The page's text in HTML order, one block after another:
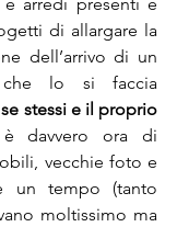
arredi presenti è
di allargare la
dell’arrivo di un
lo si faccia
stessi e il proprio
è davvero ora di
vecchie foto e
un tempo (tanto
moltissimo ma